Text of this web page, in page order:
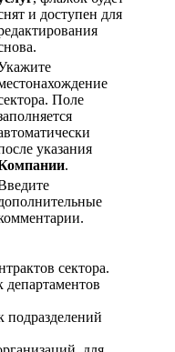
и доступен для
Поле
указания
.
сектора.
департаментов
подразделений